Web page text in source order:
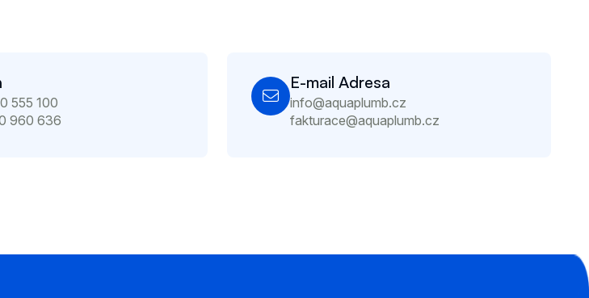
555 100
960 636
E-mail Adresa
info@aquaplumb.cz
fakturace@aquaplumb.cz